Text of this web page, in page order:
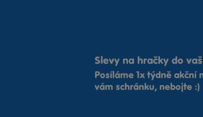
Slevy na hračky do
Posíláme 1x týdně akční
vám schránku, nebojte :)